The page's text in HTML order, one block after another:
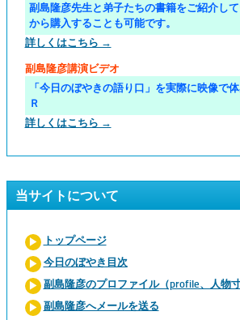
副島隆彦先生と弟子たちの書籍をご紹介し
から購入することも可能です。
詳しくはこちら →
副島隆彦講演ビデオ
「今日のぼやきの語り口」を実際に映像で
Ｒ
詳しくはこちら →
当サイトについて
トップページ
今日のぼやき目次
副島隆彦のプロファイル（profile、人物寸
副島隆彦へメールを送る